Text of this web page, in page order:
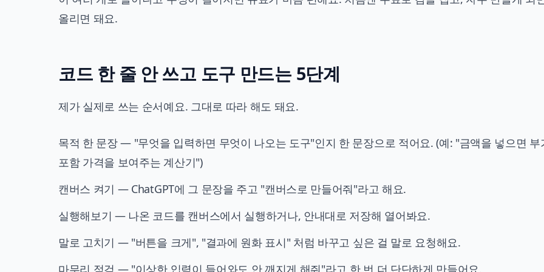
올리면 돼요.
코드 한 줄 안 쓰고 도구 만드는 5단계
제가 실제로 쓰는 순서예요. 그대로 따라 해도 돼요.
목적 한 문장 — "무엇을 입력하면 무엇이 나오는 도구"인지 한 문장으로 적어요. (예: "금액을 넣으면 부
포함 가격을 보여주는 계산기")
캔버스 켜기 — ChatGPT에 그 문장을 주고 "캔버스로 만들어줘"라고 해요.
실행해보기 — 나온 코드를 캔버스에서 실행하거나, 안내대로 저장해 열어봐요.
말로 고치기 — "버튼을 크게", "결과에 원화 표시" 처럼 바꾸고 싶은 걸 말로 요청해요.
마무리 점검 — "이상한 입력이 들어와도 안 깨지게 해줘"라고 한 번 더 단단하게 만들어요.